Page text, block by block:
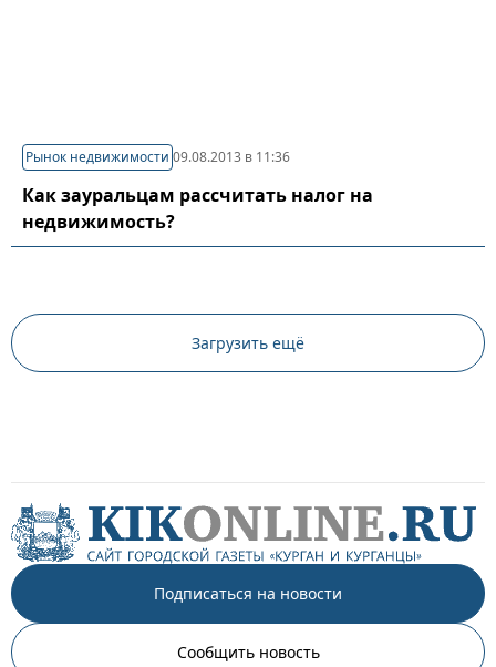
Рынок недвижимости 09.08.2013 в 11:36
Как зауральцам рассчитать налог на
недвижимость?
Загрузить ещё
Подписаться на новости
Сообщить новость